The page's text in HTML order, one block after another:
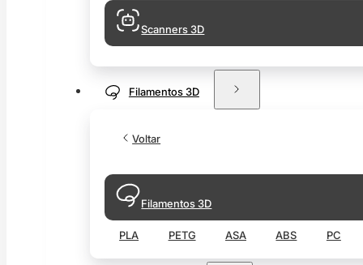
Scanners 3D
Filamentos 3D
Voltar
Filamentos 3D
PLA PETG ASA ABS PC